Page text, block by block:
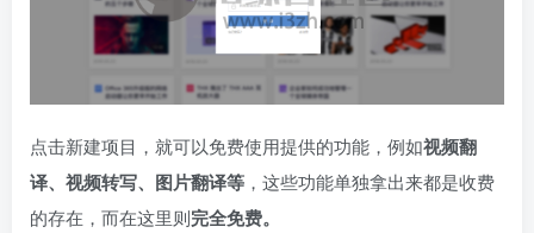
点击新建项目，就可以免费使用提供的功能，例如视频翻
译、视频转写、图片翻译等 ，这些功能单独拿出来都是收费
的存在，而在这里则完全免费。